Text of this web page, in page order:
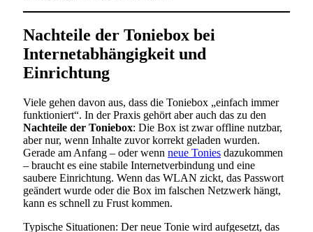
Nachteile der Toniebox bei
Internetabhängigkeit und
Einrichtung
Viele gehen davon aus, dass die Toniebox „einfach immer
funktioniert“. In der Praxis gehört aber auch das zu den
Nachteile der Toniebox: Die Box ist zwar offline nutzbar,
aber nur, wenn Inhalte zuvor korrekt geladen wurden.
Gerade am Anfang – oder wenn neue Tonies dazukommen
– braucht es eine stabile Internetverbindung und eine
saubere Einrichtung. Wenn das WLAN zickt, das Passwort
geändert wurde oder die Box im falschen Netzwerk hängt,
kann es schnell zu Frust kommen.
Typische Situationen: Der neue Tonie wird aufgesetzt, das